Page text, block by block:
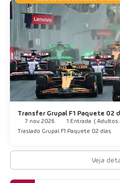
Transfer Grupal F1 Paquete 02
7 nov. 2026 1 Entrada ( Adultos
Traslado Grupal F1 Paquete 02 días
Veja